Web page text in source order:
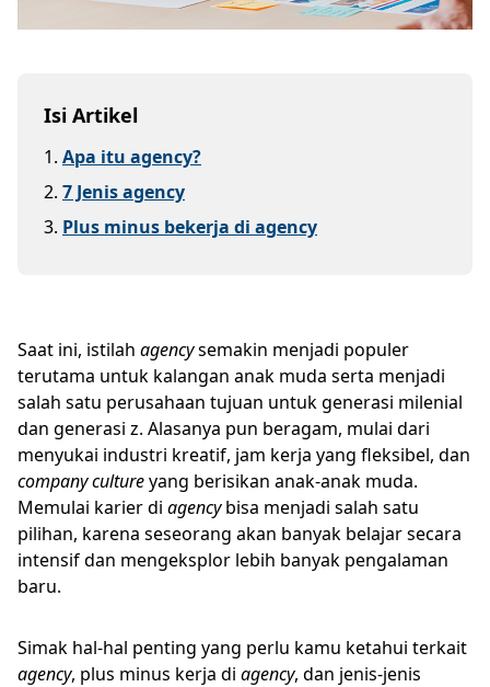
Isi Artikel
1. Apa itu agency?
2. 7 Jenis agency
3. Plus minus bekerja di agency
Saat ini, istilah agencysemakin menjadi populer
terutama untuk kalangan anak muda serta menjadi
salah satu perusahaan tujuan untuk generasi milenial
dan generasi z. Alasanya pun beragam, mulai dari
menyukai industri kreatif, jam kerja yang fleksibel, dan
company cultureyang berisikan anak-anak muda.
Memulai karier di agencybisa menjadi salah satu
pilihan, karena seseorang akan banyak belajar secara
intensif dan mengeksplor lebih banyak pengalaman
baru.
Simak hal-hal penting yang perlu kamu ketahui terkait
agency, plus minus kerja di agency, dan jenis-jenis